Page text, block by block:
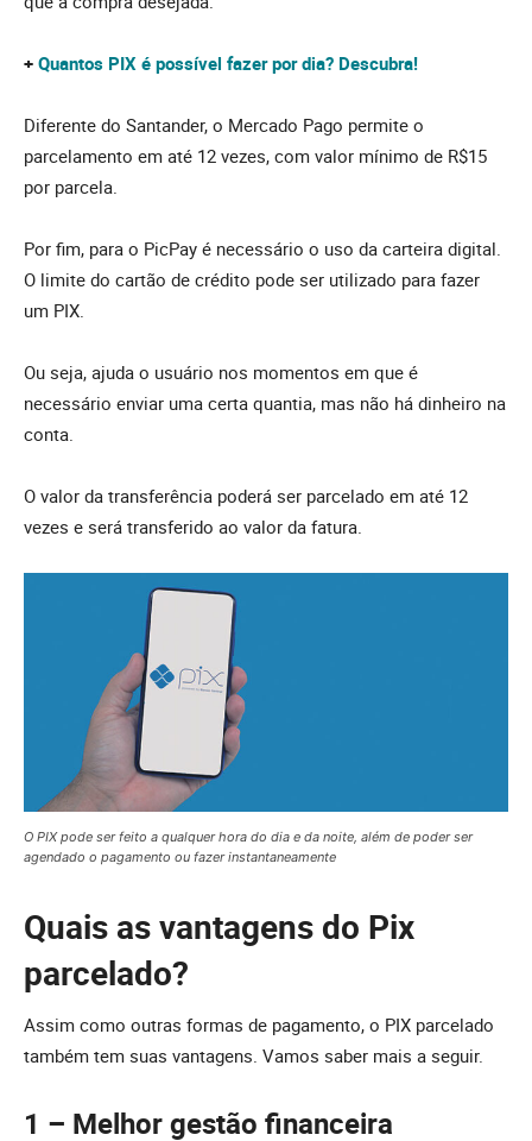
+ Quantos PIX é possível fazer por dia? Descubra!
Diferente do Santander, o Mercado Pago permite o
parcelamento em até 12 vezes, com valor mínimo de R$15
por parcela.
Por fim, para o PicPay é necessário o uso da carteira digital.
O limite do cartão de crédito pode ser utilizado para fazer
um PIX.
Ou seja, ajuda o usuário nos momentos em que é
necessário enviar uma certa quantia, mas não há dinheiro na
conta.
O valor da transferência poderá ser parcelado em até 12
vezes e será transferido ao valor da fatura.
O PIX pode ser feito a qualquer hora do dia e da noite, além de poder ser
agendado o pagamento ou fazer instantaneamente
Quais as vantagens do Pix
parcelado?
Assim como outras formas de pagamento, o PIX parcelado
também tem suas vantagens. Vamos saber mais a seguir.
1 – Melhor gestão financeira